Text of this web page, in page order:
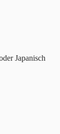
Japanisch